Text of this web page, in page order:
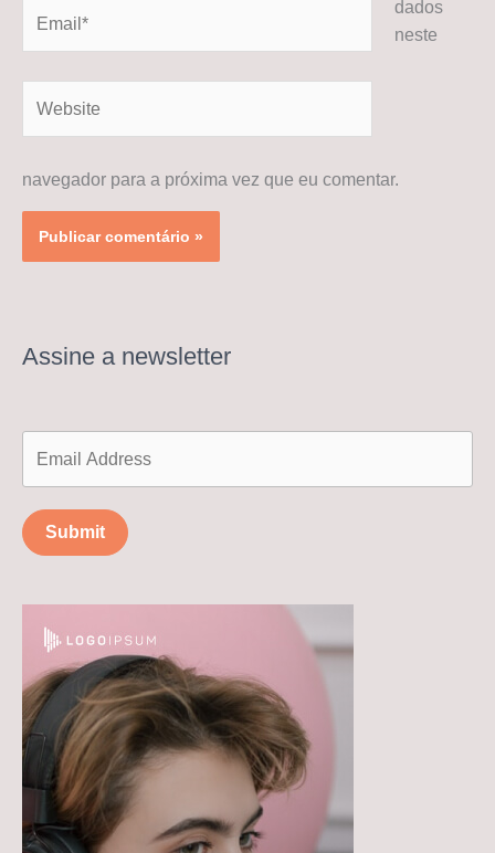
dados
neste
navegador para a próxima vez que eu comentar.
Assine a newsletter
Submit